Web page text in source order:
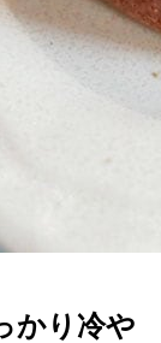
かり冷や